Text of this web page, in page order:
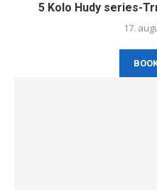
5 Kolo Hudy series-
17.